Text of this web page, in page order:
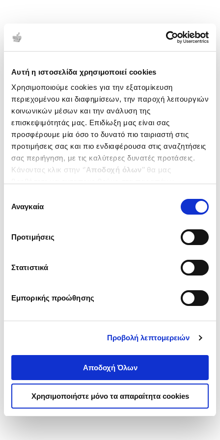
Αυτή η ιστοσελίδα χρησιμοποιεί cookies
Χρησιμοποιούμε cookies για την εξατομίκευση
περιεχομένου και διαφημίσεων, την παροχή λειτουργιών
κοινωνικών μέσων και την ανάλυση της
επισκεψιμότητάς μας. Επιδίωξη μας είναι σας
προσφέρουμε μία όσο το δυνατό πιο ταιριαστή στις
προτιμήσεις σας και πιο ενδιαφέρουσα στις αναζητήσεις
σας περιήγηση, με τις καλύτερες δυνατές προτάσεις.
Κάνοντας κλικ στην ‘’Αποδοχή όλων’’ θα μας
ενδιαφέρουν και να επιλέξετε από τα παρακάτω με την
΄΄και να ενημερωθείτε σχετικά με
συγκατάθεσης
Αναγκαία
Προτιμήσεις
Στατιστικά
Εμπορικής προώθησης
Προβολή λεπτομερειών
Αποδοχή Όλων
Χρησιμοποιήστε μόνο τα απαραίτητα cookies